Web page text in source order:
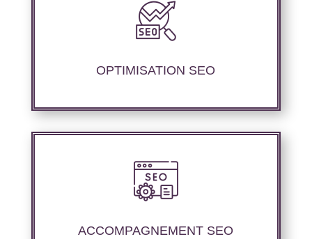
OPTIMISATION SEO
Nous offrons des services d’optimisation
technique de site web, d’ajustement de
performances de référencement.
ACCOMPAGNEMENT SEO
Nous offrons un suivi et un rapport de
positionnement détaillé pour vous aider à
nous avons mise en place.